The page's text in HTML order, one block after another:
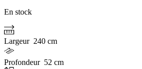
En stock
Largeur 240 cm
Profondeur 52 cm